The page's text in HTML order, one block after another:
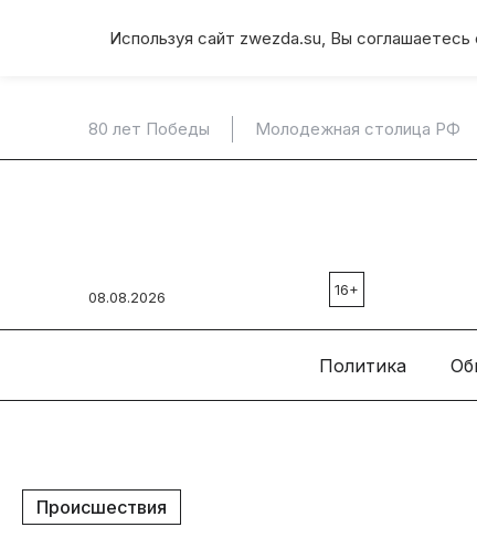
Используя сайт zwezda.su, Вы
80 лет Победы Молодежная столица РФ
08.08.2026 16+
Политика
Происшествия